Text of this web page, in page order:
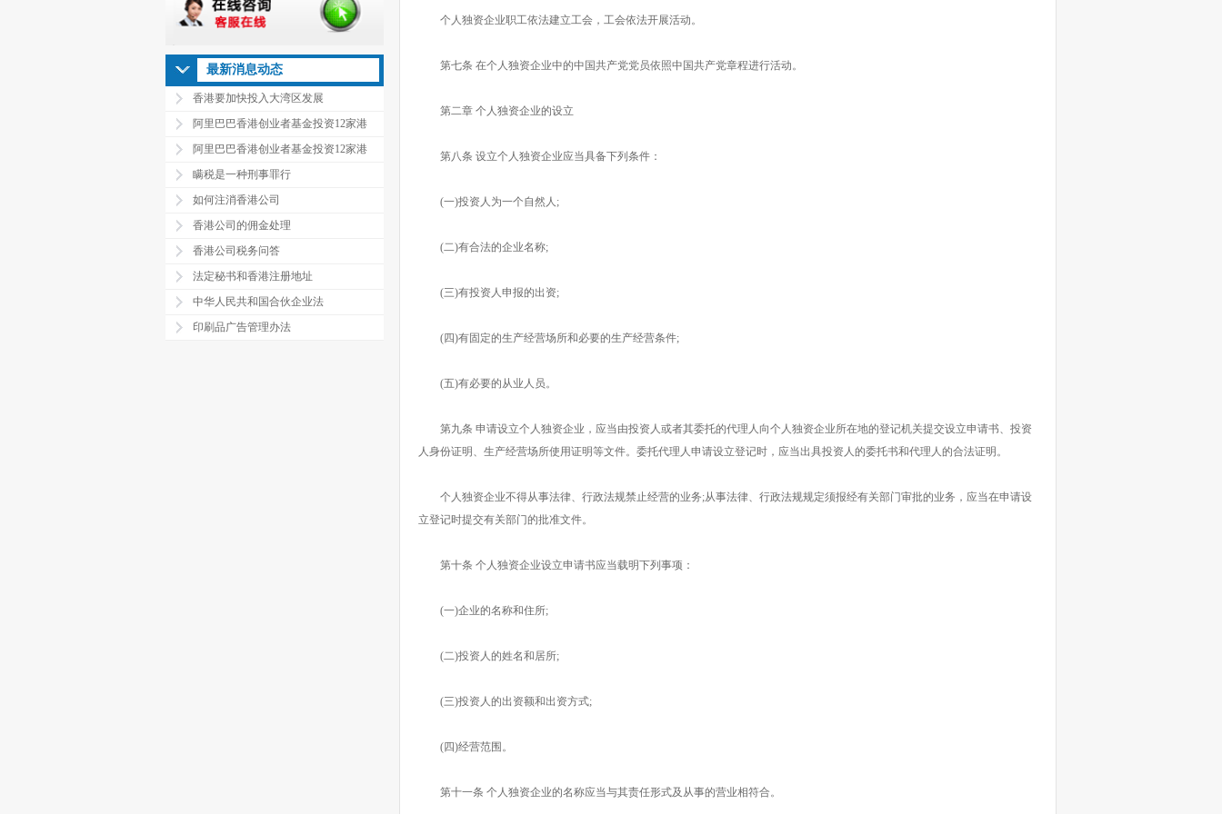
最新消息动态
香港要加快投入大湾区发展
阿里巴巴香港创业者基金投资12家港
阿里巴巴香港创业者基金投资12家港
瞒税是一种刑事罪行
如何注消香港公司
香港公司的佣金处理
香港公司税务问答
法定秘书和香港注册地址
中华人民共和国合伙企业法
印刷品广告管理办法
个人独资企业职工依法建立工会，工会依法开展活动。
第七条 在个人独资企业中的中国共产党党员依照中国共产党章程进行活动。
第二章 个人独资企业的设立
第八条 设立个人独资企业应当具备下列条件：
(一)投资人为一个自然人;
(二)有合法的企业名称;
(三)有投资人申报的出资;
(四)有固定的生产经营场所和必要的生产经营条件;
(五)有必要的从业人员。
第九条 申请设立个人独资企业，应当由投资人或者其委托的代理人向个人独资企业所在地的登记机关提交设立申请书、投资
人身份证明、生产经营场所使用证明等文件。委托代理人申请设立登记时，应当出具投资人的委托书和代理人的合法证明。
个人独资企业不得从事法律、行政法规禁止经营的业务;从事法律、行政法规规定须报经有关部门审批的业务，应当在申请设
立登记时提交有关部门的批准文件。
第十条 个人独资企业设立申请书应当载明下列事项：
(一)企业的名称和住所;
(二)投资人的姓名和居所;
(三)投资人的出资额和出资方式;
(四)经营范围。
第十一条 个人独资企业的名称应当与其责任形式及从事的营业相符合。